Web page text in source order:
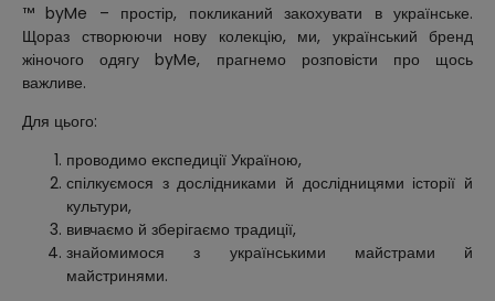
™ byMe – простір, покликаний закохувати в українське.
Щораз створюючи нову колекцію, ми, український бренд
жіночого одягу byMe, прагнемо розповісти про щось
важливе.
Для цього:
проводимо експедиції Україною,
спілкуємося з дослідниками й дослідницями історії й
культури,
вивчаємо й зберігаємо традиції,
знайомимося з українськими майстрами й
майстринями.